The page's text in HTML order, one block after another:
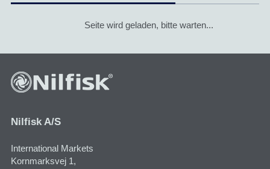
Seite wird geladen, bitte warten...
Nilfisk A/S
International Markets
Kornmarksvej 1​,